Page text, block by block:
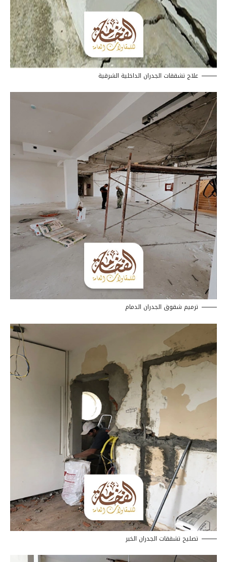
علاج تشققات الجدران الداخلية الشرقية
ترميم شقوق الجدران الدمام
تصليح تشققات الجدران الخبر